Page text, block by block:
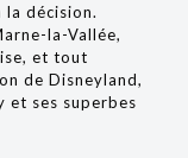
décision.
la-Vallée,
et tout
de Disneyland,
et ses superbes